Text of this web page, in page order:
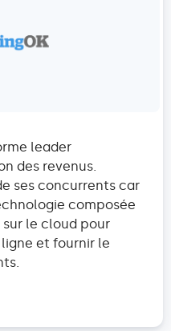
leader
des revenus.
ses concurrents car
composée
le cloud pour
et fournir le